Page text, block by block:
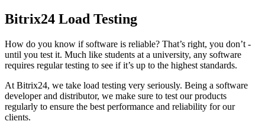
Bitrix24 Load Testing
How do you know if software is reliable? That’s right, you don’t -
until you test it. Much like students at a university, any software
requires regular testing to see if it’s up to the highest standards.
At Bitrix24, we take load testing very seriously. Being a software
developer and distributor, we make sure to test our products
regularly to ensure the best performance and reliability for our
clients.